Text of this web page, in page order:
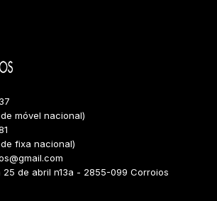
móvel nacional)
fixa nacional)
25 de abril n13a - 2855-099 Corroios